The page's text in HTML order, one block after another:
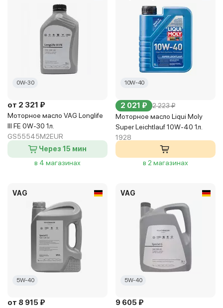
0W-30
от 2 321 ₽
Моторное масло VAG Longlife
III FE 0W-30 1л.
GS55545M2EUR
Через 15 мин
в 4 магазинах
10W-40
2 021 ₽ 2 223 ₽
Моторное масло Liqui Moly
Super Leichtlauf 10W-40 1л.
1928
в 2 магазинах
VAG
5W-40
от 8 915 ₽
VAG
5W-40
9 605 ₽